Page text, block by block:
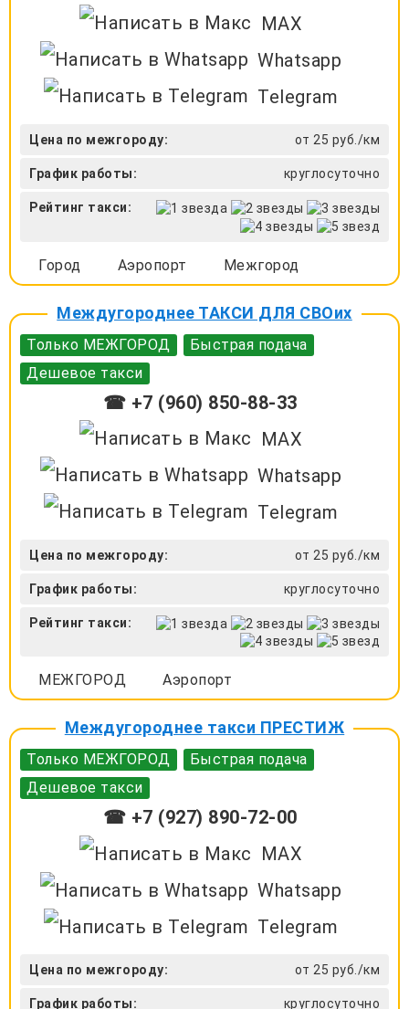
MAX
Whatsapp
Telegram
Цена по межгороду: от 25 руб./км
График работы: круглосуточно
Рейтинг такси:
Город Аэропорт Межгород
Междугороднее ТАКСИ ДЛЯ СВОих
Только МЕЖГОРОД
Быстрая подача
Дешевое такси
☎ +7 (960) 850-88-33
MAX
Whatsapp
Telegram
Цена по межгороду: от 25 руб./км
График работы: круглосуточно
Рейтинг такси:
МЕЖГОРОД Аэропорт
Междугороднее такси ПРЕСТИЖ
Только МЕЖГОРОД
Быстрая подача
Дешевое такси
☎ +7 (927) 890-72-00
MAX
Whatsapp
Telegram
Цена по межгороду: от 25 руб./км
График работы: круглосуточно